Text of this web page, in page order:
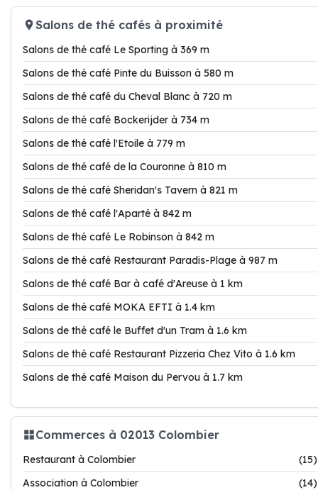
Salons de thé cafés à proximité
Salons de thé café Le Sporting à 369 m
Salons de thé café Pinte du Buisson à 580 m
Salons de thé café du Cheval Blanc à 720 m
Salons de thé café Bockerijder à 734 m
Salons de thé café l'Etoile à 779 m
Salons de thé café de la Couronne à 810 m
Salons de thé café Sheridan's Tavern à 821 m
Salons de thé café l'Aparté à 842 m
Salons de thé café Le Robinson à 842 m
Salons de thé café Restaurant Paradis-Plage à 987 m
Salons de thé café Bar à café d'Areuse à 1 km
Salons de thé café MOKA EFTI à 1.4 km
Salons de thé café le Buffet d'un Tram à 1.6 km
Salons de thé café Restaurant Pizzeria Chez Vito à 1.6 km
Salons de thé café Maison du Pervou à 1.7 km
Commerces à 02013 Colombier
Restaurant à Colombier
(15)
Association à Colombier
(14)